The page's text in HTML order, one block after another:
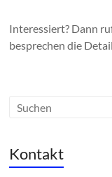
Interessiert? Dann
besprechen die
Kontakt